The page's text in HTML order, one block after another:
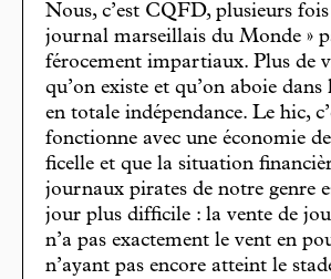
Nous, c’est CQFD, plusieurs
journal marseillais du Monde »
férocement impartiaux. Plus de
qu’on existe et qu’on aboie dans
en totale indépendance. Le hic,
fonctionne avec une économie
ficelle et que la situation
journaux pirates de notre genre
jour plus difficile : la vente de
n’a pas exactement le vent en
n’ayant pas encore atteint le